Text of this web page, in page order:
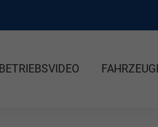
BETRIEBSVIDEO